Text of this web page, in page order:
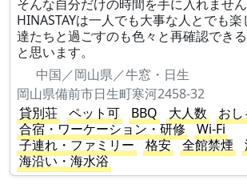
そんな自分だけの時間を手に入れませ
HINASTAYは一人でも大事な人とでも
達たちと過ごすのも色々と再確認でき
と思います。
中国／岡山県／牛窓・日生
岡山県備前市日生町寒河2458-32
貸別荘
ペット可 BBQ 大人数 お
合宿・ワーケーション・研修
Wi-Fi
子連れ・ファミリー
格安 全館禁煙
海沿い・海水浴